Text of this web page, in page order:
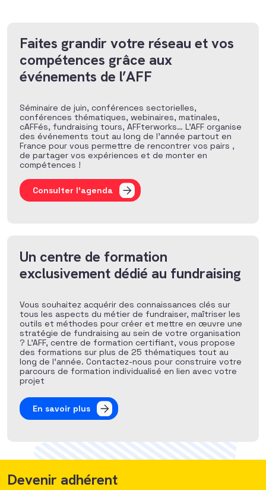
Faites grandir votre réseau et vos
compétences grâce aux
événements de l’AFF
Séminaire de juin, conférences sectorielles,
conférences thématiques, webinaires, matinales,
cAFFés, fundraising tours, AFFterworks… L’AFF organise
des événements tout au long de l’année partout en
France pour vous permettre de rencontrer vos pairs ,
de partager vos expériences et de monter en
compétences !
Consulter l'agenda
Un centre de formation
exclusivement dédié au fundraising
Vous souhaitez acquérir des connaissances clés sur
tous les aspects du métier de fundraiser, maîtriser les
outils et méthodes pour créer et mettre en œuvre une
stratégie de fundraising au sein de votre organisation
? L’AFF, centre de formation certifiant, vous propose
des formations sur plus de 25 thématiques tout au
long de l’année. Contactez-nous pour construire votre
parcours de formation individualisé en lien avec votre
projet
En savoir plus
Devenir adhérent